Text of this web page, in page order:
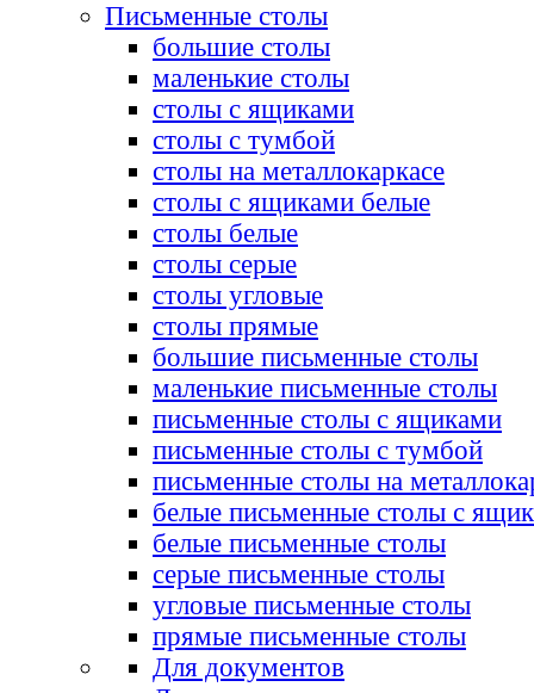
Письменные столы
большие столы
маленькие столы
столы с ящиками
столы с тумбой
столы на металлокаркасе
столы с ящиками белые
столы белые
столы серые
столы угловые
столы прямые
большие письменные столы
маленькие письменные столы
письменные столы с ящиками
письменные столы с тумбой
письменные столы на
белые письменные столы с
белые письменные столы
серые письменные столы
угловые письменные столы
прямые письменные столы
Для документов